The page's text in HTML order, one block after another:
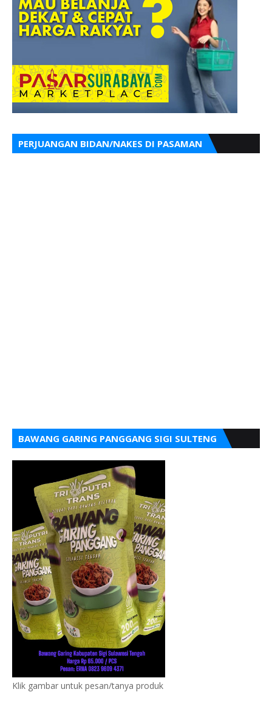
PERJUANGAN BIDAN/NAKES DI PASAMAN
BAWANG GARING PANGGANG SIGI SULTENG
Klik gambar untuk pesan/tanya produk